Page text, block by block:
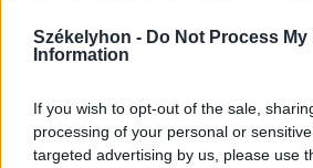
Székelyhon - Do Not Process My
Information
If you wish to opt-out of the sale,
processing of your personal or
targeted advertising by us, please use
2025. szeptember 06., szombat
Huszár- és